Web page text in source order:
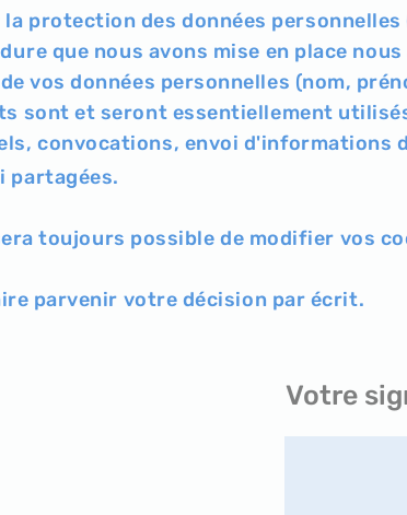
protection des données personnelles
que nous avons mise en place
vos données personnelles (nom,
sont et seront essentiellement
convocations, envoi d'informations
partagées.
toujours possible de modifier vos
parvenir votre décision par écrit.
Votre